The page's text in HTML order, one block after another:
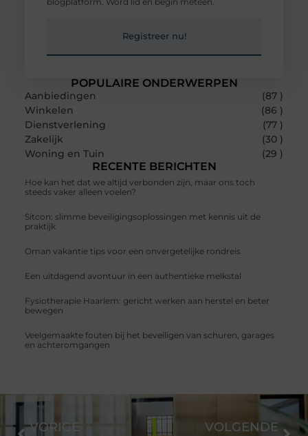
POPULAIRE ONDERWERPEN
Aanbiedingen
(87 )
Winkelen
(86 )
Dienstverlening
(77 )
Zakelijk
(30 )
Woning en Tuin
(29 )
RECENTE BERICHTEN
Hoe kan het dat we altijd verbonden zijn, maar ons toch
steeds vaker alleen voelen?
Sitcon: slimme beveiligingsoplossingen met kennis uit de
praktijk
Oman vakantie tips voor een onvergetelijke rondreis
Een uitdagend avontuur in een authentieke melkstal
Fysiotherapie Haarlem: gericht werken aan herstel en beter
bewegen
Veelgemaakte fouten bij het beveiligen van schuren, garages
en achteromgangen
Registreer nu!
VORIGE VOLGENDE